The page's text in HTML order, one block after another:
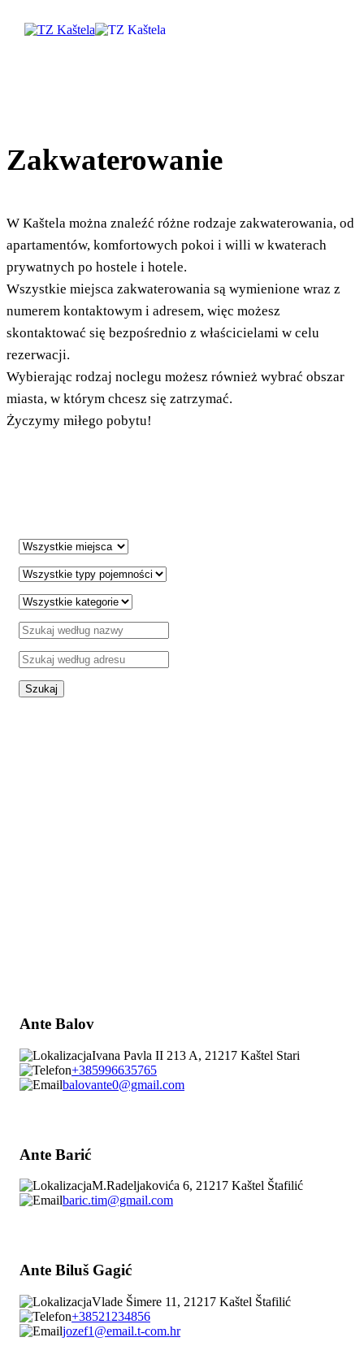
Destynacja
Info
Multimedia
Safe in Dalmatia
pl
Zakwaterowanie
W Kaštela można znaleźć różne rodzaje zakwaterowania, od
apartamentów, komfortowych pokoi i willi w kwaterach
prywatnych po hostele i hotele.
Wszystkie miejsca zakwaterowania są wymienione wraz z
numerem kontaktowym i adresem, więc możesz
skontaktować się bezpośrednio z właścicielami w celu
rezerwacji.
Wybierając rodzaj noclegu możesz również wybrać obszar
miasta, w którym chcesz się zatrzymać.
Życzymy miłego pobytu!
Ante Balov
Ivana Pavla II 213 A, 21217 Kaštel Stari
+385996635765
balovante0@gmail.com
Ante Barić
M.Radeljakovića 6, 21217 Kaštel Štafilić
baric.tim@gmail.com
Ante Biluš Gagić
Vlade Šimere 11, 21217 Kaštel Štafilić
+38521234856
jozef1@email.t-com.hr